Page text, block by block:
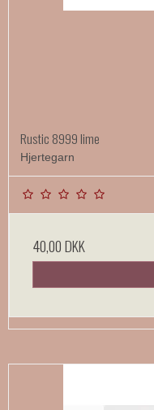
Rustic 8999 lime
Hjertegarn
40,00 DKK